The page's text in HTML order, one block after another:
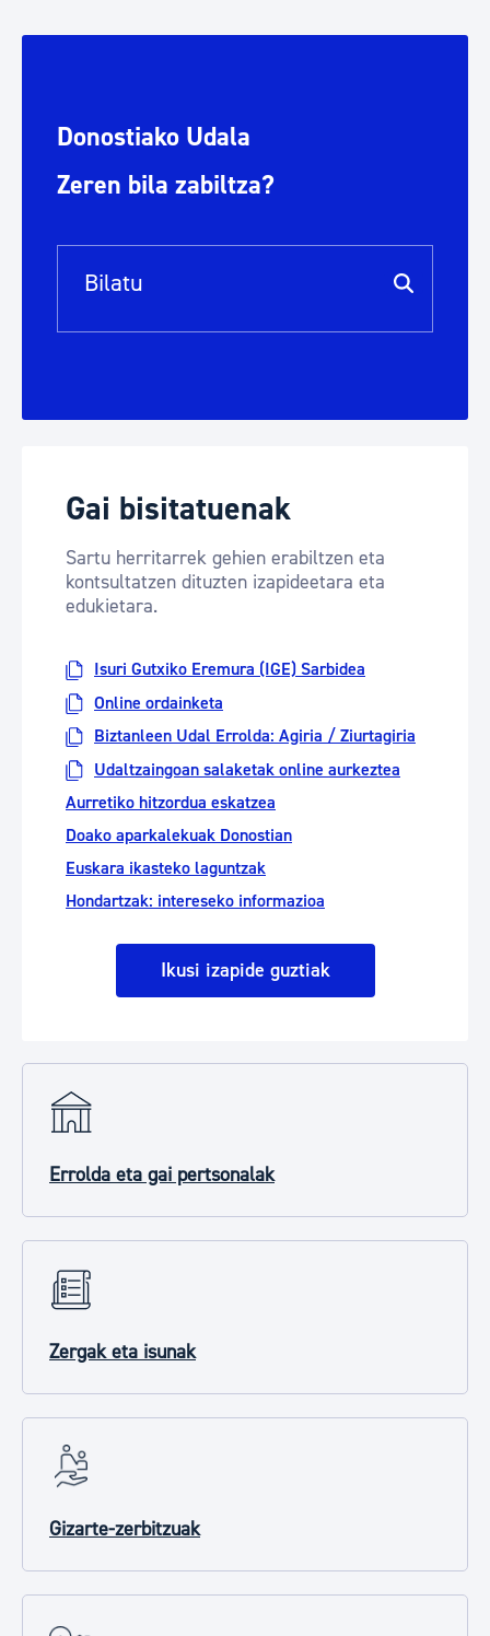
Donostiako Udala
Zeren bila zabiltza?
Bilaketa barra
Gai bisitatuenak
Sartu herritarrek gehien erabiltzen eta
kontsultatzen dituzten izapideetara eta
edukietara.
Isuri Gutxiko Eremura (IGE) Sarbidea
Online ordainketa
Biztanleen Udal Errolda: Agiria / Ziurtagiria
Udaltzaingoan salaketak online aurkeztea
Aurretiko hitzordua eskatzea
Doako aparkalekuak Donostian
Euskara ikasteko laguntzak
Hondartzak: intereseko informazioa
Ikusi izapide guztiak
Errolda eta gai pertsonalak
Zergak eta isunak
Gizarte-zerbitzuak